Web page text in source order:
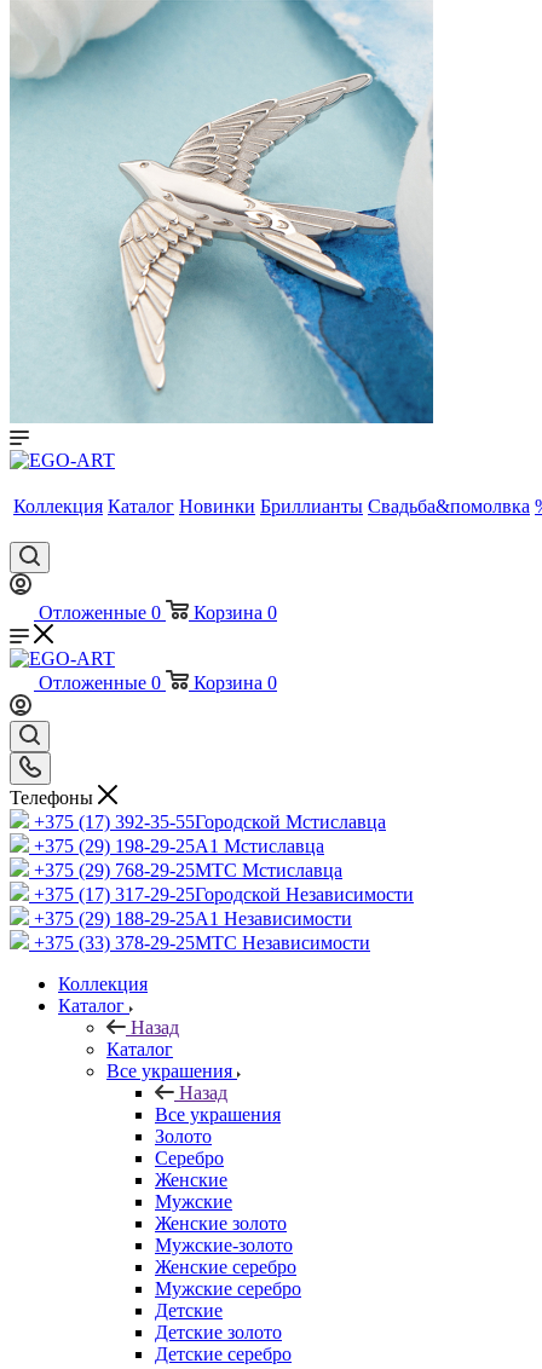
Коллекция Каталог Новинки Бриллианты Свадьба&помолвка
Отложенные 0 Корзина 0
Отложенные 0 Корзина 0
Телефоны
+375 (17) 392-35-55Городской Мстиславца
+375 (29) 198-29-25A1 Мстиславца
+375 (29) 768-29-25МТС Мстиславца
+375 (17) 317-29-25Городской Независимости
+375 (29) 188-29-25A1 Независимости
+375 (33) 378-29-25МТС Независимости
Коллекция
Каталог
Назад
Каталог
Все украшения
Назад
Все украшения
Золото
Серебро
Женские
Мужские
Женские золото
Мужские-золото
Женские серебро
Мужские серебро
Детские
Детские золото
Детские серебро